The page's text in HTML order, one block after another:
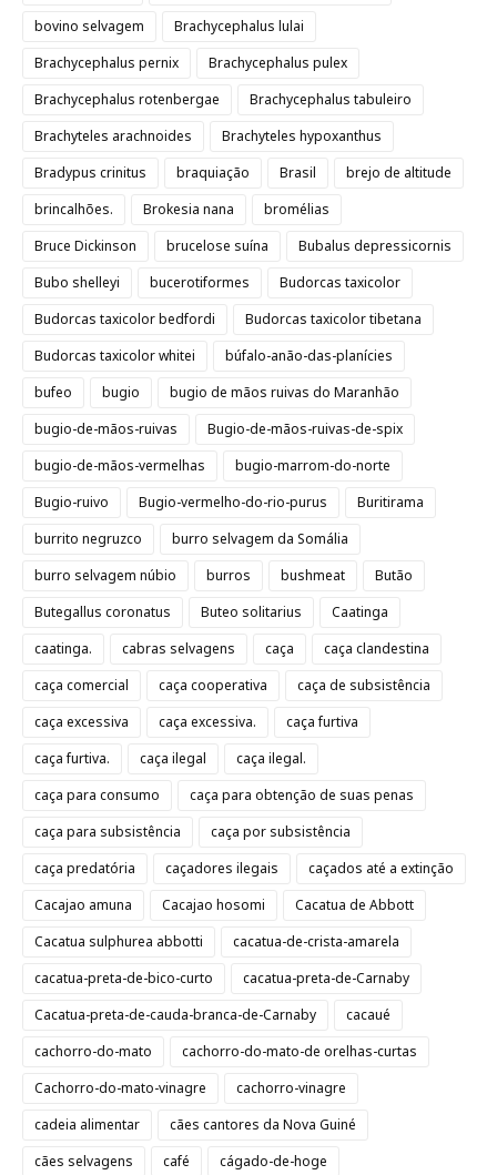
bovino selvagem
Brachycephalus lulai
Brachycephalus pernix
Brachycephalus pulex
Brachycephalus rotenbergae
Brachycephalus tabuleiro
Brachyteles arachnoides
Brachyteles hypoxanthus
Bradypus crinitus
braquiação Brasil
brejo de altitude
brincalhões.
Brokesia nana
bromélias
Bruce Dickinson
brucelose suína
Bubalus depressicornis
Bubo shelleyi
bucerotiformes
Budorcas taxicolor
Budorcas taxicolor bedfordi
Budorcas taxicolor tibetana
Budorcas taxicolor whitei
búfalo-anão-das-planícies
bufeo
bugio
bugio de mãos ruivas do Maranhão
bugio-de-mãos-ruivas
Bugio-de-mãos-ruivas-de-spix
bugio-de-mãos-vermelhas
bugio-marrom-do-norte
Bugio-ruivo
Bugio-vermelho-do-rio-purus
Buritirama
burrito negruzco
burro selvagem da Somália
burro selvagem núbio
burros bushmeat
Butão
Butegallus coronatus
Buteo solitarius
Caatinga
caatinga.
cabras selvagens caça
caça clandestina
caça comercial
caça cooperativa
caça de subsistência
caça excessiva
caça excessiva.
caça furtiva
caça furtiva.
caça ilegal
caça ilegal.
caça para consumo
caça para obtenção de suas penas
caça para subsistência
caça por subsistência
caça predatória
caçadores ilegais
caçados até a extinção
Cacajao amuna
Cacajao hosomi
Cacatua de Abbott
Cacatua sulphurea abbotti
cacatua-de-crista-amarela
cacatua-preta-de-bico-curto
cacatua-preta-de-Carnaby
Cacatua-preta-de-cauda-branca-de-Carnaby
cacaué
cachorro-do-mato
cachorro-do-mato-de orelhas-curtas
Cachorro-do-mato-vinagre
cachorro-vinagre
cadeia alimentar
cães cantores da Nova Guiné
cães selvagens
café
cágado-de-hoge